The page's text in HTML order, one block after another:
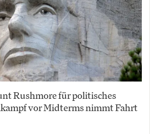
Rushmore für politisches
vor Midterms nimmt Fahrt